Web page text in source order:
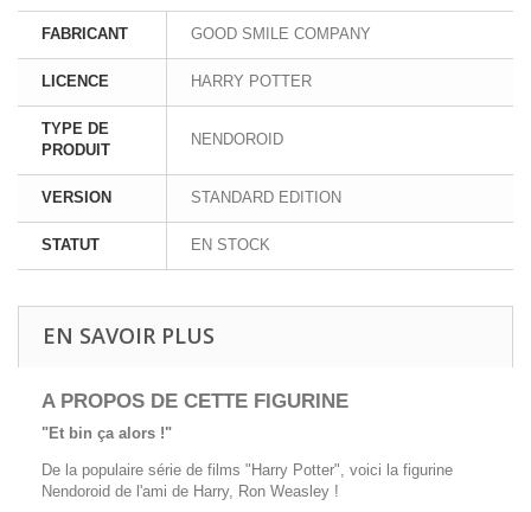
FABRICANT GOOD SMILE COMPANY
LICENCE HARRY POTTER
TYPE DE
PRODUIT
NENDOROID
VERSION STANDARD EDITION
STATUT EN STOCK
EN SAVOIR PLUS
A PROPOS DE CETTE FIGURINE
"Et bin ça alors !"
De la populaire série de films "Harry Potter", voici la figurine
Nendoroid de l'ami de Harry, Ron Weasley !